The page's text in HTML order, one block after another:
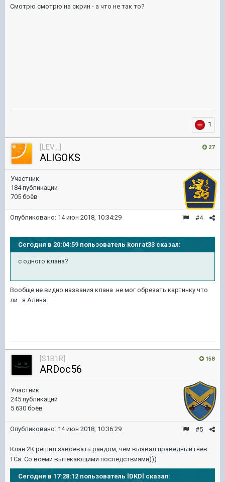
Смотрю смотрю на скрин - а что не так то?
1
27
[LEV_]
ALIGOKS
Участник
184 публикации
705 боёв
#4
Опубликовано: 14 июн 2018, 10:34:29
Сегодня в 20:04:59 пользователь konrat33 сказал:
с одного клана?
Вообще не видно названия клана .не мог обрезать картинку что
ли . я Алина.
158
[S1B1R]
ARDoc56
Участник
245 публикаций
5 630 боёв
#5
Опубликовано: 14 июн 2018, 10:36:29
Клан 2К решил завоевать рандом, чем вызвал праведный гнев
ТСа. Со всеми вытекающими последствиями)))
Сегодня в 17:28:12 пользователь lDKDl сказал: